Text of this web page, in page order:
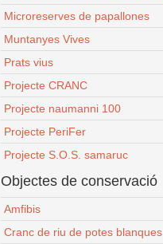
Microreserves de papallones
Muntanyes Vives
Prats vius
Projecte CRANC
Projecte naumanni 100
Projecte PeriFer
Projecte S.O.S. samaruc
Objectes de conservació
Amfibis
Cranc de riu de potes blanques